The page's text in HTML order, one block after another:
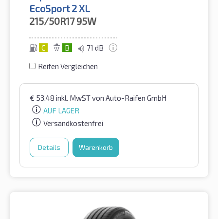
EcoSport 2 XL
215/50R17 95W
C B 71 dB
Reifen Vergleichen
€ 53,48 inkl. MwSTvon Auto-Raifen GmbH
AUF LAGER
Versandkostenfrei
Details Warenkorb